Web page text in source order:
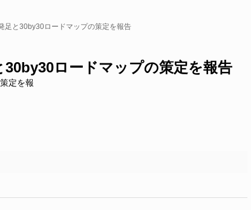
足と30by30ロードマップの策定を報告
ロードマップの策定を報告